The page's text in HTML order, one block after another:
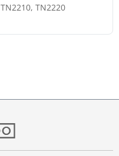
TN2210, TN2220